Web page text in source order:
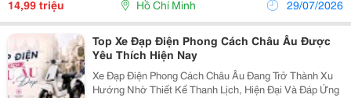
14,99 triệu Hồ Chí Minh 29/07/2026
Top Xe Đạp Điện Phong Cách Châu Âu Được
Yêu Thích Hiện Nay
Xe Đạp Điện Phong Cách Châu Âu Đang Trở Thành Xu
Hướng Nhờ Thiết Kế Thanh Lịch, Hiện Đại Và Đáp Ứng